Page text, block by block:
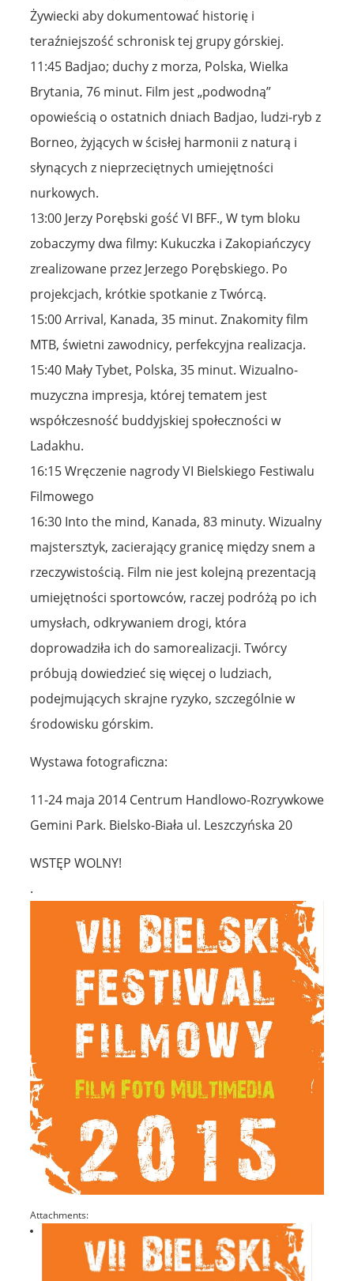
Żywiecki aby dokumentować historię i
teraźniejszość schronisk tej grupy górskiej.
11:45 Badjao; duchy z morza, Polska, Wielka
Brytania, 76 minut. Film jest „podwodną”
opowieścią o ostatnich dniach Badjao, ludzi-ryb z
Borneo, żyjących w ścisłej harmonii z naturą i
słynących z nieprzeciętnych umiejętności
nurkowych.
13:00 Jerzy Porębski gość VI BFF., W tym bloku
zobaczymy dwa filmy: Kukuczka i Zakopiańczycy
zrealizowane przez Jerzego Porębskiego. Po
projekcjach, krótkie spotkanie z Twórcą.
15:00 Arrival, Kanada, 35 minut. Znakomity film
MTB, świetni zawodnicy, perfekcyjna realizacja.
15:40 Mały Tybet, Polska, 35 minut. Wizualno-
muzyczna impresja, której tematem jest
współczesność buddyjskiej społeczności w
Ladakhu.
16:15 Wręczenie nagrody VI Bielskiego Festiwalu
Filmowego
16:30 Into the mind, Kanada, 83 minuty. Wizualny
majstersztyk, zacierający granicę między snem a
rzeczywistością. Film nie jest kolejną prezentacją
umiejętności sportowców, raczej podróżą po ich
umysłach, odkrywaniem drogi, która
doprowadziła ich do samorealizacji. Twórcy
próbują dowiedzieć się więcej o ludziach,
podejmujących skrajne ryzyko, szczególnie w
środowisku górskim.
Wystawa fotograficzna:
11-24 maja 2014 Centrum Handlowo-Rozrywkowe
Gemini Park. Bielsko-Biała ul. Leszczyńska 20
WSTĘP WOLNY!
.
Attachments: